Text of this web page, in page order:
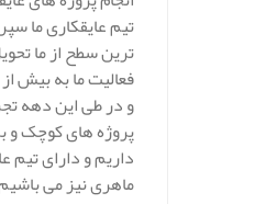
تیم عایقکاری ما
ترین سطح از ما
و در طی این دهه
پروژه های کوچک و
داریم و دارای تیم
ماهری نیز می